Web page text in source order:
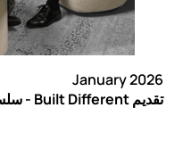
January 2026
تقديم Built Different - سلسلة البودكاست الجديدة من CSQ